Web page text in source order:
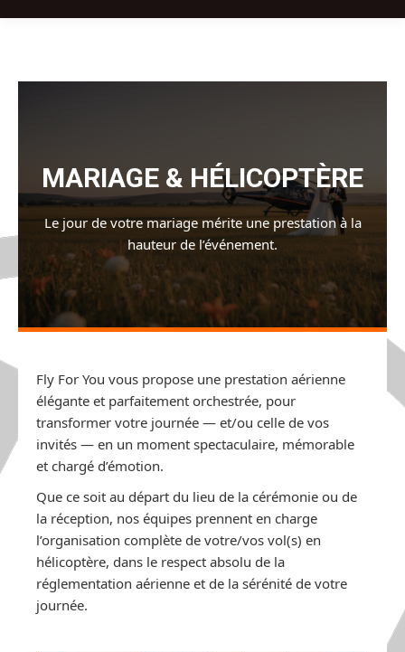
MARIAGE & HÉLICOPTÈRE
Le jour de votre mariage mérite une prestation à la
hauteur de l’événement.
Fly For You vous propose une prestation aérienne
élégante et parfaitement orchestrée, pour
transformer votre journée — et/ou celle de vos
invités — en un moment spectaculaire, mémorable
et chargé d’émotion.
Que ce soit au départ du lieu de la cérémonie ou de
la réception, nos équipes prennent en charge
l’organisation complète de votre/vos vol(s) en
hélicoptère, dans le respect absolu de la
réglementation aérienne et de la sérénité de votre
journée.